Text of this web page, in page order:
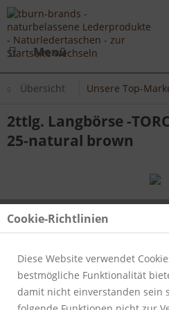
Menü
Übersicht Unsere Top-
2ttlg. Langbörse -
25-natural brown
Cookie-Richtlinien
Diese Website verwendet
bestmögliche Funktionalität
damit nicht einverstanden sein